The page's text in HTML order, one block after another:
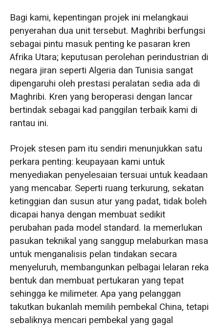
Bagi kami, kepentingan projek ini melangkaui
penyerahan dua unit tersebut. Maghribi berfungsi
sebagai pintu masuk penting ke pasaran kren
Afrika Utara; keputusan perolehan perindustrian di
negara jiran seperti Algeria dan Tunisia sangat
dipengaruhi oleh prestasi peralatan sedia ada di
Maghribi. Kren yang beroperasi dengan lancar
bertindak sebagai kad panggilan terbaik kami di
rantau ini.
Projek stesen pam itu sendiri menunjukkan satu
perkara penting: keupayaan kami untuk
menyediakan penyelesaian tersuai untuk keadaan
yang mencabar. Seperti ruang terkurung, sekatan
ketinggian dan susun atur yang padat, tidak boleh
dicapai hanya dengan membuat sedikit
perubahan pada model standard. Ia memerlukan
pasukan teknikal yang sanggup melaburkan masa
untuk menganalisis pelan tindakan secara
menyeluruh, membangunkan pelbagai lelaran reka
bentuk dan membuat pertukaran yang tepat
sehingga ke milimeter. Apa yang pelanggan
takutkan bukanlah memilih pembekal China, tetapi
sebaliknya mencari pembekal yang gagal